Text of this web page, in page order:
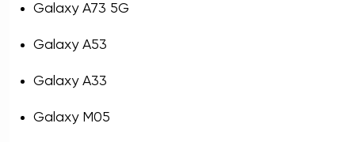
Galaxy A73 5G
Galaxy A53
Galaxy A33
Galaxy M05